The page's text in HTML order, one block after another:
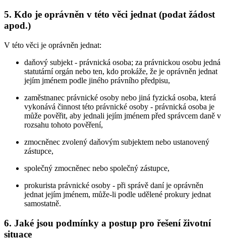
5. Kdo je oprávněn v této věci jednat (podat žádost
apod.)
V této věci je oprávněn jednat:
daňový subjekt - právnická osoba; za právnickou osobu jedná
statutární orgán nebo ten, kdo prokáže, že je oprávněn jednat
jejím jménem podle jiného právního předpisu,
zaměstnanec právnické osoby nebo jiná fyzická osoba, která
vykonává činnost této právnické osoby - právnická osoba je
může pověřit, aby jednali jejím jménem před správcem daně v
rozsahu tohoto pověření,
zmocněnec zvolený daňovým subjektem nebo ustanovený
zástupce,
společný zmocněnec nebo společný zástupce,
prokurista právnické osoby - při správě daní je oprávněn
jednat jejím jménem, může-li podle udělené prokury jednat
samostatně.
6. Jaké jsou podmínky a postup pro řešení životní
situace